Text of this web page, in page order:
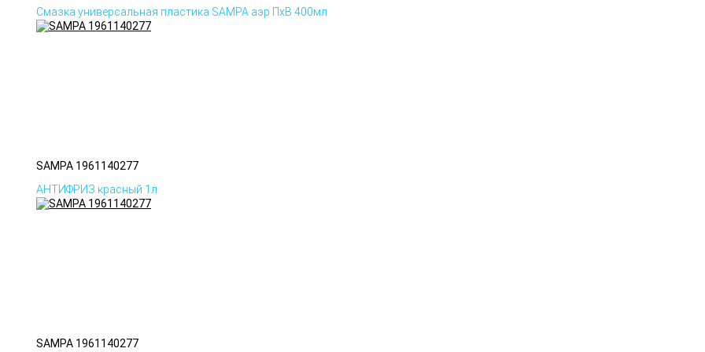
Смазка универсальная пластика SAMPA аэр ПхВ 400мл
SAMPA 1961140277
АНТИФРИЗ красный 1л.
SAMPA 1961140277